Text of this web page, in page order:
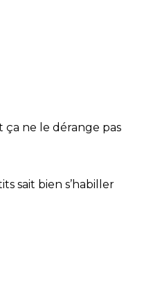
ça ne le dérange pas
sait bien s’habiller